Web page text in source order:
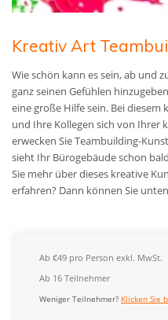
Kreativ Art
Wie schön kann es sein, ab und
ganz seinen Gefühlen
eine große Hilfe sein. Bei diesem
und Ihre Kollegen sich von Ihrer
erwecken Sie Teambuilding-
sieht Ihr Bürogebäude schon
Sie mehr über dieses kreative
erfahren? Dann können Sie
Ab €49 pro Person exkl. MwSt.
Ab 16 Teilnehmer
Weniger Teilnehmer? Klicken Sie